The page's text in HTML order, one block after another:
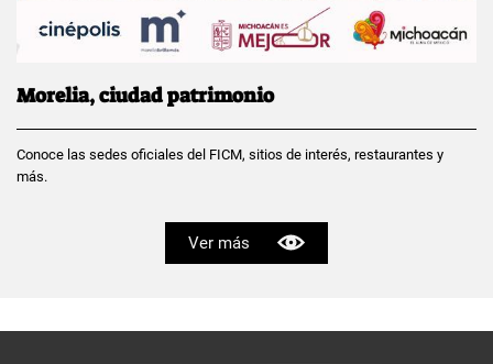
Morelia, ciudad patrimonio
Conoce las sedes oficiales del FICM, sitios de interés, restaurantes y
más.
Ver más